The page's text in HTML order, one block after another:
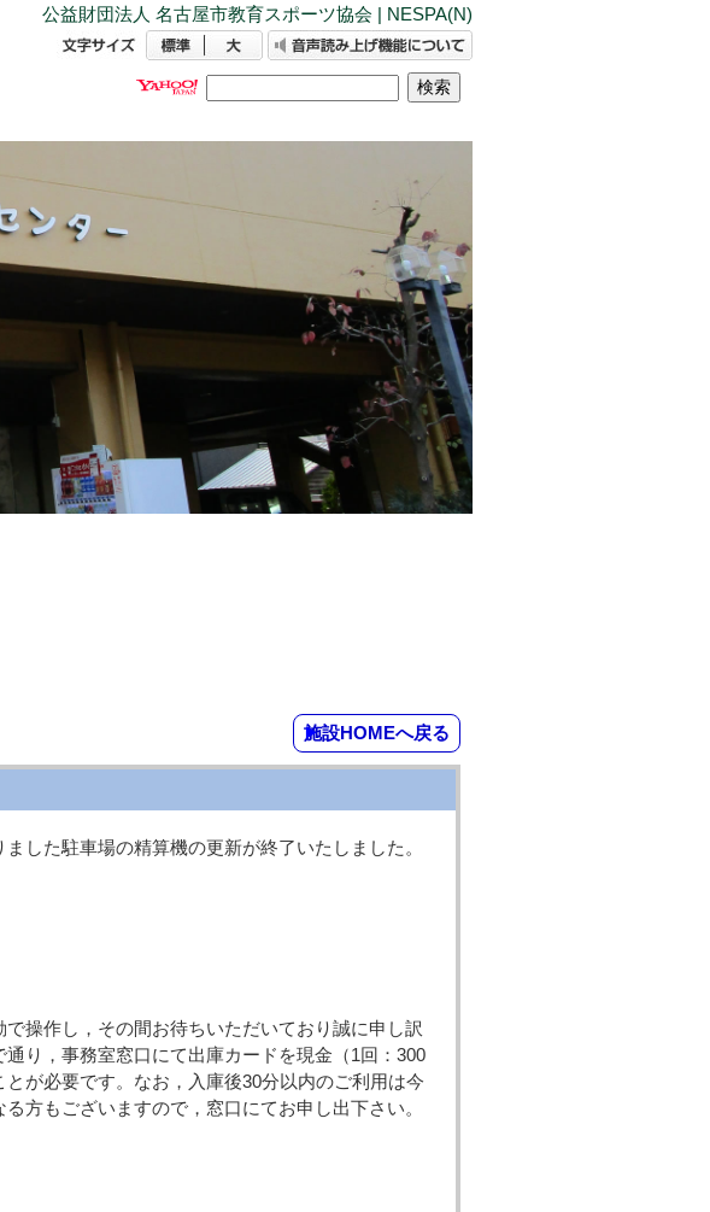
公益財団法人 名古屋市教育スポーツ協会 | NESPA(N)
施設HOMEへ戻る
した駐車場の精算機の更新が終了いたしました。
操作し，その間お待ちいただいており誠に申し訳
り，事務室窓口にて出庫カードを現金（1回：300
が必要です。なお，入庫後30分以内のご利用は今
方もございますので，窓口にてお申し出下さい。